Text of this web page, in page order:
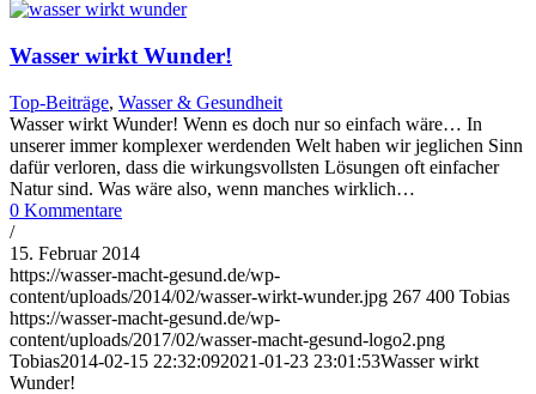
Wasser wirkt Wunder!
Top-Beiträge, Wasser & Gesundheit
Wasser wirkt Wunder! Wenn es doch nur so einfach wäre… In
unserer immer komplexer werdenden Welt haben wir jeglichen Sinn
dafür verloren, dass die wirkungsvollsten Lösungen oft einfacher
Natur sind. Was wäre also, wenn manches wirklich…
0 Kommentare
/
15. Februar 2014
https://wasser-macht-gesund.de/wp-
content/uploads/2014/02/wasser-wirkt-wunder.jpg 267 400 Tobias
https://wasser-macht-gesund.de/wp-
content/uploads/2017/02/wasser-macht-gesund-logo2.png
Tobias2014-02-15 22:32:092021-01-23 23:01:53Wasser wirkt
Wunder!